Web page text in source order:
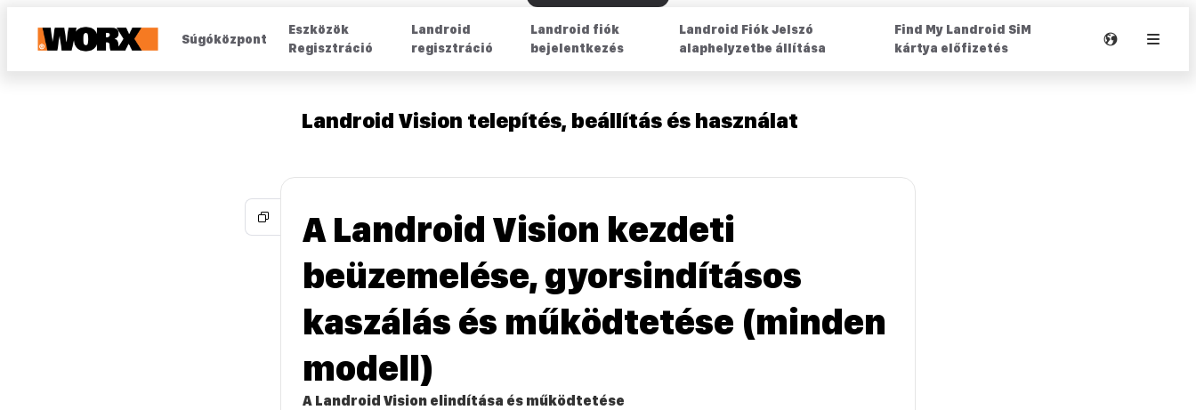
Súgóközpont
Eszközök
Regisztráció
Landroid
regisztráció
Landroid fiók
bejelentkezés
Landroid Fiók Jelszó
alaphelyzetbe állítása
Find My Landroid SiM
kártya előfizetés
Landroid Vision telepítés, beállítás és használat
A Landroid Vision kezdeti
beüzemelése, gyorsindításos
kaszálás és működtetése (minden
modell)
A Landroid Vision elindítása és működtetése